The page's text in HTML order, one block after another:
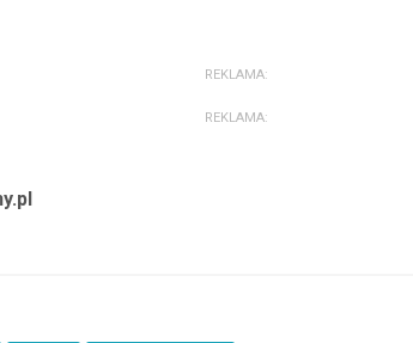
REKLAMA:
REKLAMA: